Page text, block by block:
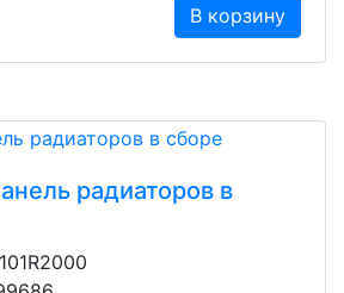
В корзину
радиаторов в